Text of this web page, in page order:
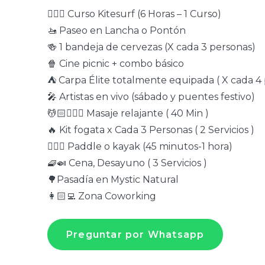
🏄🏻‍♂️ Curso Kitesurf (6 Horas – 1 Curso)
🚤 Paseo en Lancha o Pontón
🍻 1 bandeja de cervezas (X cada 3 personas)
🍿 Cine picnic + combo básico
⛺️ Carpa Élite totalmente equipada ( X cada 4
🎤 Artistas en vivo (sábado y puentes festivo)
💆🏻💆🏻‍♀️ Masaje relajante ( 40 Min )
🔥 Kit fogata x Cada 3 Personas ( 2 Servicios )
🏄🏻‍♂️ Paddle o kayak (45 minutos-1 hora)
🧇🍛 Cena, Desayuno ( 3 Servicios )
🌳Pasadía en Mystic Natural
👩🏻‍💻 Zona Coworking
Preguntar por Whatsapp